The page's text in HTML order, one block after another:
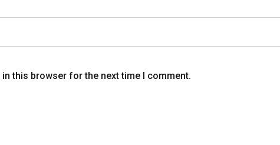
this browser for the next time I comment.